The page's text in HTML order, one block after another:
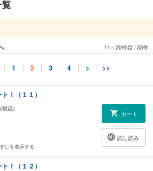
11～20件目 /33件
1 2 3 4 > >>
じを表示する
ト！（１０）
税込)
！（１１）
税込)
カート
試し読み
じを表示する
！（１２）